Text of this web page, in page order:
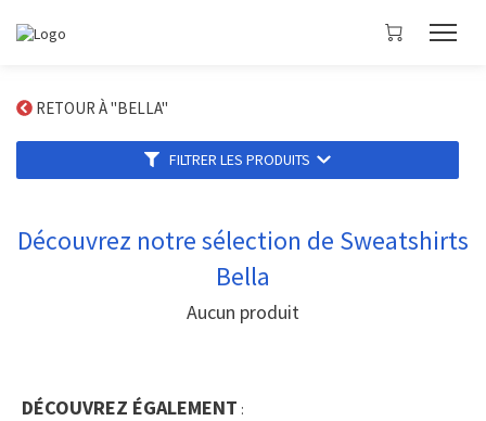
RETOUR À "BELLA"
FILTRER LES PRODUITS
Découvrez notre sélection de Sweatshirts
Bella
Aucun produit
DÉCOUVREZ ÉGALEMENT :